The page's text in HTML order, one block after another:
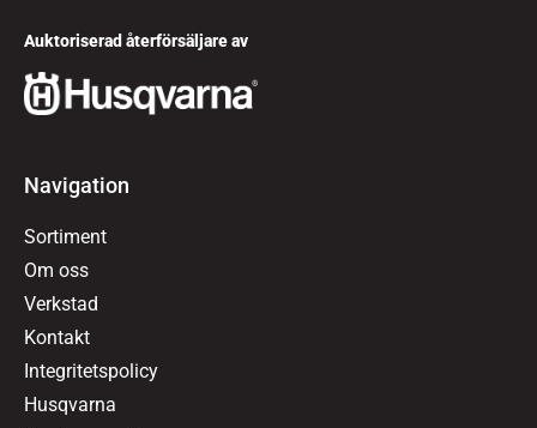
Auktoriserad återförsäljare av
Navigation
Sortiment
Om oss
Verkstad
Kontakt
Integritetspolicy
Husqvarna